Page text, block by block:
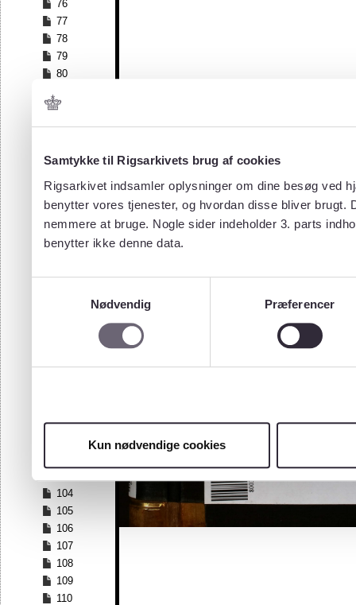
Samtykke til Rigsarkivets brug af cookies
Rigsarkivet indsamler oplysninger om dine besøg ved
benytter vores tjenester, og hvordan disse bliver
nemmere at bruge. Nogle sider indeholder 3. parts
benytter ikke denne data.
Nødvendig
Præferencer
Kun nødvendige cookies
76
77
78
79
80
82
83
85
87
88
89
90
97
100
104
105
106
107
108
109
110